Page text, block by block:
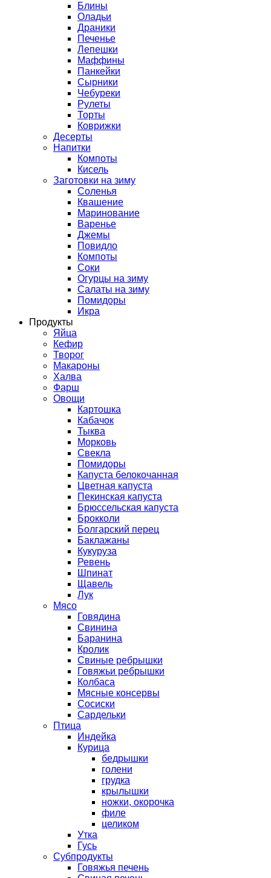
Блины
Оладьи
Драники
Печенье
Лепешки
Маффины
Панкейки
Сырники
Чебуреки
Рулеты
Торты
Коврижки
Десерты
Напитки
Компоты
Кисель
Заготовки на зиму
Соленья
Квашение
Маринование
Варенье
Джемы
Повидло
Компоты
Соки
Огурцы на зиму
Салаты на зиму
Помидоры
Икра
Продукты
Яйца
Кефир
Творог
Макароны
Халва
Фарш
Овощи
Картошка
Кабачок
Тыква
Морковь
Свекла
Помидоры
Капуста белокочанная
Цветная капуста
Пекинская капуста
Брюссельская капуста
Брокколи
Болгарский перец
Баклажаны
Кукуруза
Ревень
Шпинат
Щавель
Лук
Мясо
Говядина
Свинина
Баранина
Кролик
Свиные ребрышки
Говяжьи ребрышки
Колбаса
Мясные консервы
Сосиски
Сардельки
Птица
Индейка
Курица
бедрышки
голени
грудка
крылышки
ножки, окорочка
филе
целиком
Утка
Гусь
Субпродукты
Говяжья печень